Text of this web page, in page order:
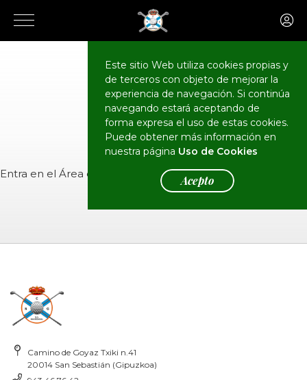
Este sitio Web utiliza cookies propias y
de terceros con objeto de mejorar la
experiencia de navegación. Si continúa
navegando estará aceptando de
forma expresa el uso de estas cookies.
Puede obtener más información en
nuestra página Uso de Cookies
Acepto
CALENDARIO
Eventos
Entra en el Área de Socios para ver el evento.
Camino de Goyaz Txiki n.41
20014 San Sebastián (Gipuzkoa)